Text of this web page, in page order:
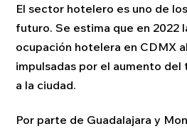
El sector hotelero es uno de
futuro. Se estima que en 2022
ocupación hotelera en CDMX
impulsadas por el aumento
a la ciudad.
Por parte de Guadalajara y